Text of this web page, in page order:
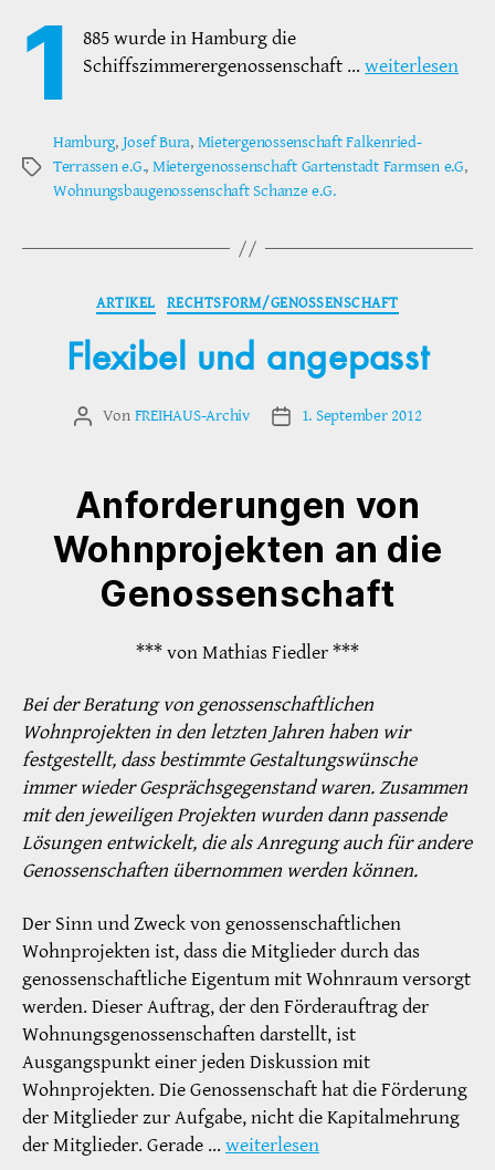
1
885 wurde in Hamburg die
Schiffszimmerergenossenschaft …weiterlesen
Schlagwörter
Hamburg, Josef Bura, Mietergenossenschaft Falkenried-
Terrassen e.G., Mietergenossenschaft Gartenstadt Farmsen e.G,
Wohnungsbaugenossenschaft Schanze e.G.
Kategorien
ARTIKEL RECHTSFORM/GENOSSENSCHAFT
Flexibel und angepasst
Beitragsautor
Von FREIHAUS-Archiv Veröffentlichungsdatum
1. September 2012
Anforderungen von
Wohnprojekten an die
Genossenschaft
*** von Mathias Fiedler ***
Bei der Beratung von genossenschaftlichen
Wohnprojekten in den letzten Jahren haben wir
festgestellt, dass bestimmte Gestaltungswünsche
immer wieder Gesprächsgegenstand waren. Zusammen
mit den jeweiligen Projekten wurden dann passende
Lösungen entwickelt, die als Anregung auch für andere
Genossenschaften übernommen werden können.
Der Sinn und Zweck von genossenschaftlichen
Wohnprojekten ist, dass die Mitglieder durch das
genossenschaftliche Eigentum mit Wohnraum versorgt
werden. Dieser Auftrag, der den Förderauftrag der
Wohnungsgenossenschaften darstellt, ist
Ausgangspunkt einer jeden Diskussion mit
Wohnprojekten. Die Genossenschaft hat die Förderung
der Mitglieder zur Aufgabe, nicht die Kapitalmehrung
der Mitglieder. Gerade … weiterlesen